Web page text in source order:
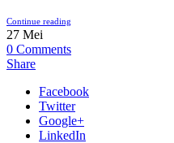
Continue reading
27 Mei
0 Comments
Share
Facebook
Twitter
Google+
LinkedIn